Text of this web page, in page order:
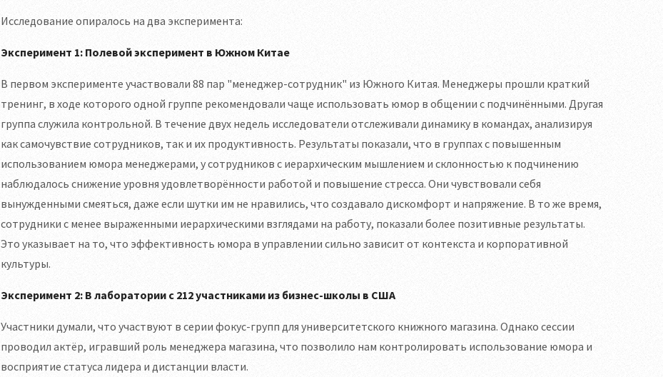
Исследование опиралось на два эксперимента:
Эксперимент 1: Полевой эксперимент в Южном Китае
В первом эксперименте участвовали 88 пар "менеджер-сотрудник" из Южного Китая. Менеджеры прошли краткий
тренинг, в ходе которого одной группе рекомендовали чаще использовать юмор в общении с подчинёнными. Другая
группа служила контрольной. В течение двух недель исследователи отслеживали динамику в командах, анализируя
как самочувствие сотрудников, так и их продуктивность. Результаты показали, что в группах с повышенным
использованием юмора менеджерами, у сотрудников с иерархическим мышлением и склонностью к подчинению
наблюдалось снижение уровня удовлетворённости работой и повышение стресса. Они чувствовали себя
вынужденными смеяться, даже если шутки им не нравились, что создавало дискомфорт и напряжение. В то же время,
сотрудники с менее выраженными иерархическими взглядами на работу, показали более позитивные результаты.
Это указывает на то, что эффективность юмора в управлении сильно зависит от контекста и корпоративной
культуры.
Эксперимент 2: В лаборатории с 212 участниками из бизнес-школы в США
Участники думали, что участвуют в серии фокус-групп для университетского книжного магазина. Однако сессии
проводил актёр, игравший роль менеджера магазина, что позволило нам контролировать использование юмора и
восприятие статуса лидера и дистанции власти.